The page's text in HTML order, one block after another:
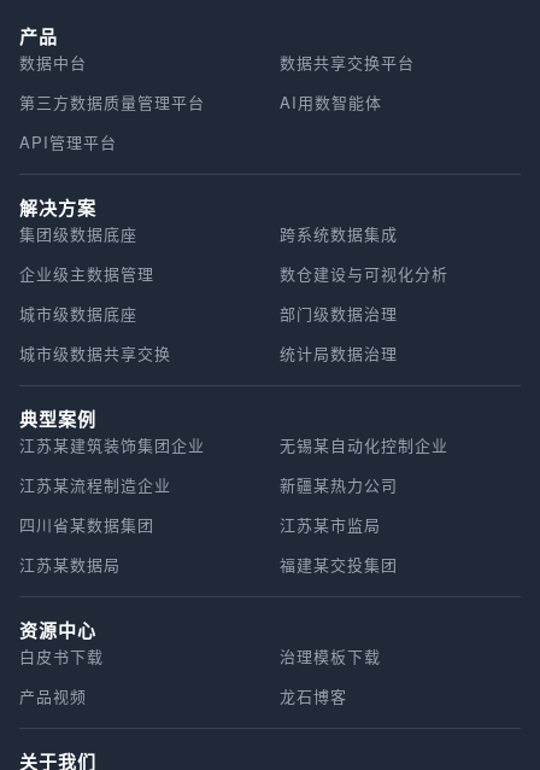
产品
数据中台
数据共享交换平台
第三方数据质量管理平台
AI用数智能体
API管理平台
解决方案
集团级数据底座
跨系统数据集成
企业级主数据管理
数仓建设与可视化分析
城市级数据底座
部门级数据治理
城市级数据共享交换
统计局数据治理
典型案例
江苏某建筑装饰集团企业
无锡某自动化控制企业
江苏某流程制造企业
新疆某热力公司
四川省某数据集团
江苏某市监局
江苏某数据局
福建某交投集团
资源中心
白皮书下载
治理模板下载
产品视频
龙石博客
关于我们